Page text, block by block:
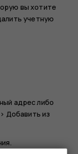
вы хотите
учетную
адрес либо
> Добавить из